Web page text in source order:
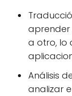
aprender
a otro, lo
Análisis
analizar